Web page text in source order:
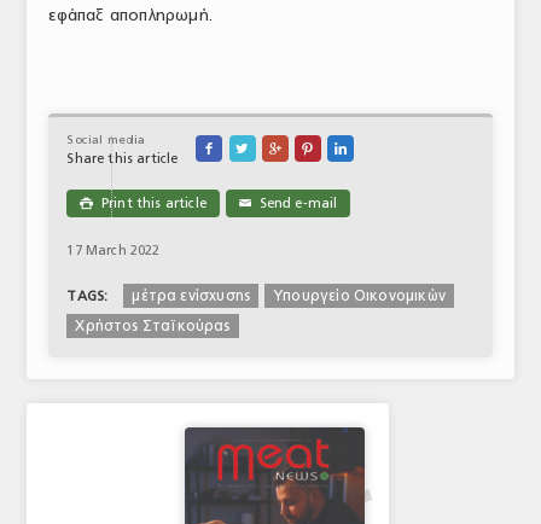
εφάπαξ αποπληρωμή.
Social media
Share this article
    
 Print this article ✉ Send e-mail
17 March 2022
TAGS: μέτρα ενίσχυσης
Υπουργείο Οικονομικών
Χρήστος Σταϊκούρας